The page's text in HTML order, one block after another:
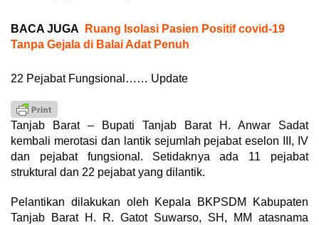
BACA JUGA
Ruang Isolasi Pasien Positif covid-19
Tanpa Gejala di Balai Adat Penuh
22 Pejabat Fungsional…… Update
Tanjab Barat – Bupati Tanjab Barat H. Anwar Sadat
kembali merotasi dan lantik sejumlah pejabat eselon III, IV
dan pejabat fungsional. Setidaknya ada 11 pejabat
struktural dan 22 pejabat yang dilantik.
Pelantikan dilakukan oleh Kepala BKPSDM Kabupaten
Tanjab Barat H. R. Gatot Suwarso, SH, MM atasnama